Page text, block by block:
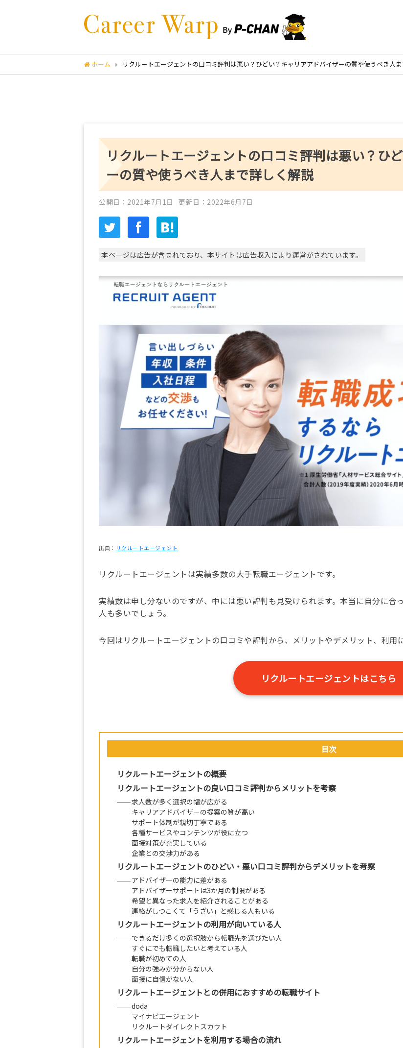
ホーム リクルートエージェントの口コミ評判は悪い？ひどい？キャリアアドバイザーの質や使うべき人
リクルートエージェントの口コミ評判は悪い？ひ
ーの質や使うべき人まで詳しく解説
公開日：2021年7月1日 更新日：2022年6月7日
本ページは広告が含まれており、本サイトは広告収入により運営がされています。
出典： リクルートエージェント
リクルートエージェントは実績多数の大手転職エージェントです。
実績数は申し分ないのですが、中には悪い評判も見受けられます。本当に自分に合
人も多いでしょう。
今回はリクルートエージェントの口コミや評判から、メリットやデメリット、利用
リクルートエージェントはこちら
目次
リクルートエージェントの概要
リクルートエージェントの良い口コミ評判からメリットを考察
求人数が多く選択の幅が広がる
キャリアアドバイザーの提案の質が高い
サポート体制が親切丁寧である
各種サービスやコンテンツが役に立つ
面接対策が充実している
企業との交渉力がある
リクルートエージェントのひどい・悪い口コミ評判からデメリットを考察
アドバイザーの能力に差がある
アドバイザーサポートは3か月の制限がある
希望と異なった求人を紹介されることがある
連絡がしつこくて「うざい」と感じる人もいる
リクルートエージェントの利用が向いている人
できるだけ多くの選択肢から転職先を選びたい人
すぐにでも転職したいと考えている人
転職が初めての人
自分の強みが分からない人
面接に自信がない人
リクルートエージェントとの併用におすすめの転職サイト
doda
マイナビエージェント
リクルートダイレクトスカウト
リクルートエージェントを利用する場合の流れ